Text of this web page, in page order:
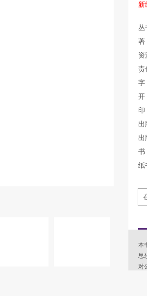
新
丛
著
资
责
出
出
纸
本
思
对